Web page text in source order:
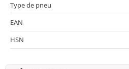
Type de pneu
EAN
HSN